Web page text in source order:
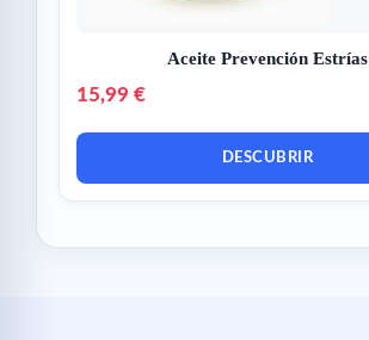
Aceite Prevención Estrías
15,99 €
DESCUBRIR